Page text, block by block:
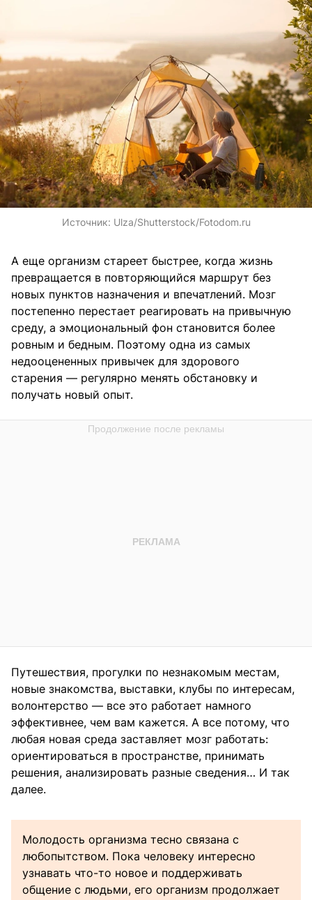
Источник: Ulza/Shutterstock/Fotodom.ru
А еще организм стареет быстрее, когда жизнь
превращается в повторяющийся маршрут без
новых пунктов назначения и впечатлений. Мозг
постепенно перестает реагировать на привычную
среду, а эмоциональный фон становится более
ровным и бедным. Поэтому одна из самых
недооцененных привычек для здорового
старения — регулярно менять обстановку и
получать новый опыт.
Путешествия, прогулки по незнакомым местам,
новые знакомства, выставки, клубы по интересам,
волонтерство — все это работает намного
эффективнее, чем вам кажется. А все потому, что
любая новая среда заставляет мозг работать:
ориентироваться в пространстве, принимать
решения, анализировать разные сведения… И так
далее.
Молодость организма тесно связана с
любопытством. Пока человеку интересно
узнавать что-то новое и поддерживать
общение с людьми, его организм продолжает